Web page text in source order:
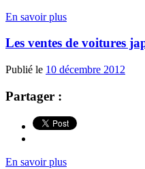
En savoir plus
Les ventes de voitures
Publié le 10 décembre 2012
Partager :
En savoir plus